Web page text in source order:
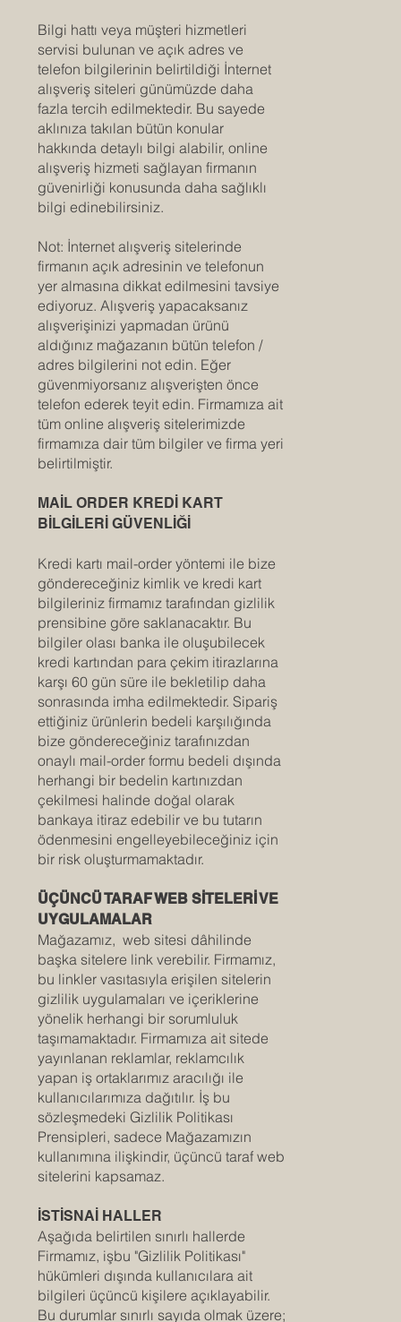
Bilgi hattı veya müşteri hizmetleri
servisi bulunan ve açık adres ve
telefon bilgilerinin belirtildiği İnternet
alışveriş siteleri günümüzde daha
fazla tercih edilmektedir. Bu sayede
aklınıza takılan bütün konular
hakkında detaylı bilgi alabilir, online
alışveriş hizmeti sağlayan firmanın
güvenirliği konusunda daha sağlıklı
bilgi edinebilirsiniz.
Not: İnternet alışveriş sitelerinde
firmanın açık adresinin ve telefonun
yer almasına dikkat edilmesini tavsiye
ediyoruz. Alışveriş yapacaksanız
alışverişinizi yapmadan ürünü
aldığınız mağazanın bütün telefon /
adres bilgilerini not edin. Eğer
güvenmiyorsanız alışverişten önce
telefon ederek teyit edin. Firmamıza ait
tüm online alışveriş sitelerimizde
firmamıza dair tüm bilgiler ve firma yeri
belirtilmiştir.
MAİL ORDER KREDİ KART
BİLGİLERİ GÜVENLİĞİ
Kredi kartı mail-order yöntemi ile bize
göndereceğiniz kimlik ve kredi kart
bilgileriniz firmamız tarafından gizlilik
prensibine göre saklanacaktır. Bu
bilgiler olası banka ile oluşubilecek
kredi kartından para çekim itirazlarına
karşı 60 gün süre ile bekletilip daha
sonrasında imha edilmektedir. Sipariş
ettiğiniz ürünlerin bedeli karşılığında
bize göndereceğiniz tarafınızdan
onaylı mail-order formu bedeli dışında
herhangi bir bedelin kartınızdan
çekilmesi halinde doğal olarak
bankaya itiraz edebilir ve bu tutarın
ödenmesini engelleyebileceğiniz için
bir risk oluşturmamaktadır.
ÜÇÜNCÜ TARAF WEB SİTELERİ VE
UYGULAMALAR
Mağazamız, web sitesi dâhilinde
başka sitelere link verebilir. Firmamız,
bu linkler vasıtasıyla erişilen sitelerin
gizlilik uygulamaları ve içeriklerine
yönelik herhangi bir sorumluluk
taşımamaktadır. Firmamıza ait sitede
yayınlanan reklamlar, reklamcılık
yapan iş ortaklarımız aracılığı ile
kullanıcılarımıza dağıtılır. İş bu
sözleşmedeki Gizlilik Politikası
Prensipleri, sadece Mağazamızın
kullanımına ilişkindir, üçüncü taraf web
sitelerini kapsamaz.
İSTİSNAİ HALLER
Aşağıda belirtilen sınırlı hallerde
Firmamız, işbu "Gizlilik Politikası"
hükümleri dışında kullanıcılara ait
bilgileri üçüncü kişilere açıklayabilir.
Bu durumlar sınırlı sayıda olmak üzere;